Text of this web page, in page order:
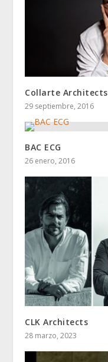
Collarte Architects
29 septiembre, 2016
BAC ECG
26 enero, 2016
CLK Architects
28 marzo, 2023